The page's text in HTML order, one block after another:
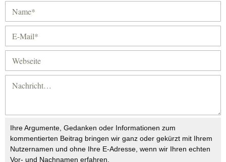
Ihre Argumente, Gedanken oder Informationen zum
kommentierten Beitrag bringen wir ganz oder gekürzt mit Ihrem
Nutzernamen und ohne Ihre E-Adresse, wenn wir Ihren echten
Vor- und Nachnamen erfahren.